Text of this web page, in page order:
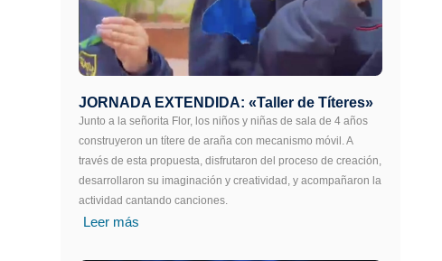
JORNADA EXTENDIDA: «Taller de Títeres»
Junto a la señorita Flor, los niños y niñas de sala de 4 años
construyeron un títere de araña con mecanismo móvil. A
través de esta propuesta, disfrutaron del proceso de creación,
desarrollaron su imaginación y creatividad, y acompañaron la
actividad cantando canciones.
Leer más